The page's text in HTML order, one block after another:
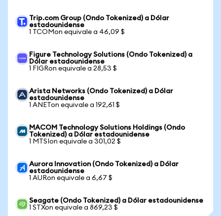
Trip.com Group (Ondo Tokenized) a Dólar
estadounidense
1 TCOMon equivale a 46,09 $
Figure Technology Solutions (Ondo Tokenized) a
Dólar estadounidense
1 FIGRon equivale a 28,53 $
Arista Networks (Ondo Tokenized) a Dólar
estadounidense
1 ANETon equivale a 192,61 $
MACOM Technology Solutions Holdings (Ondo
Tokenized) a Dólar estadounidense
1 MTSIon equivale a 301,02 $
Aurora Innovation (Ondo Tokenized) a Dólar
estadounidense
1 AURon equivale a 6,67 $
Seagate (Ondo Tokenized) a Dólar estadounidense
1 STXon equivale a 869,23 $